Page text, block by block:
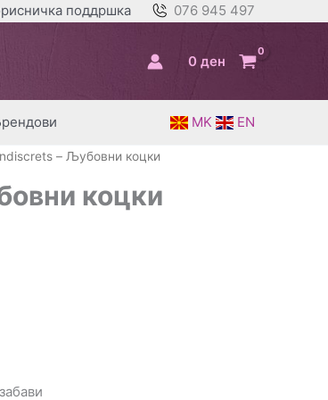
поддршка 076 945 497
0 ден
MK EN
– Љубовни коцки
коцки